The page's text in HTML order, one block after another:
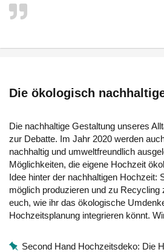
Die ökologisch
Die nachhaltige Gestaltung unseres
zur Debatte. Im Jahr 2020 werden
nachhaltig und umweltfreundlich
Möglichkeiten, die eigene Hochzeit
Idee hinter der nachhaltigen Hochzeit:
möglich produzieren und zu Recycling
euch, wie ihr das ökologische
Hochzeitsplanung integrieren könnt.
Second Hand Hochzeitsdeko: Die